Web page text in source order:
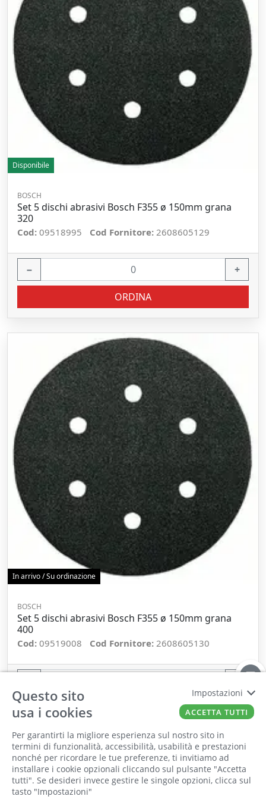
Il punto vendita, gli uffici e il magazzino
saranno chiusi per ferie dall'8 al 25 Agosto
2026 compresi.
Disponibile
BOSCH
Set 5 dischi abrasivi Bosch F355 ø 150mm grana
320
Cod: 09518995 Cod Fornitore: 2608605129
− +
ORDINA
In arrivo / Su ordinazione
BOSCH
Set 5 dischi abrasivi Bosch F355 ø 150mm grana
400
Cod: 09519008 Cod Fornitore: 2608605130
Questo sito
usa i cookies
Per garantirti la migliore esperienza sul nostro sito in
termini di funzionalità, accessibilità, usabilità e prestazioni
nonché per ricordare le tue preferenze, ti invitiamo ad
installare i cookie opzionali cliccando sul pulsante "Accetta
tutti". Se desideri invece gestire le singole opzioni, clicca sul
tasto "Impostazioni"
Impostazioni
ACCETTA TUTTI